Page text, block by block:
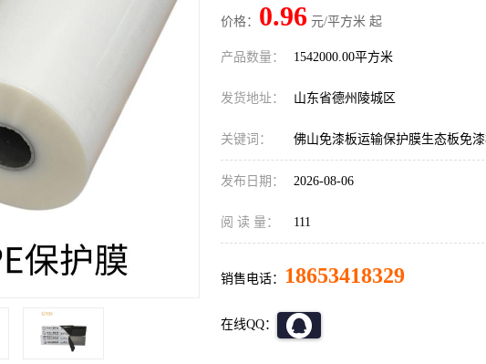
价格： 0.96 元/平方米 起
产品数量： 1542000.00平方米
发货地址： 山东省德州陵城区
关键词： 佛山免漆板运输保护膜生态板免
发布日期： 2026-08-06
阅 读 量： 111
销售电话： 18653418329
在线QQ：